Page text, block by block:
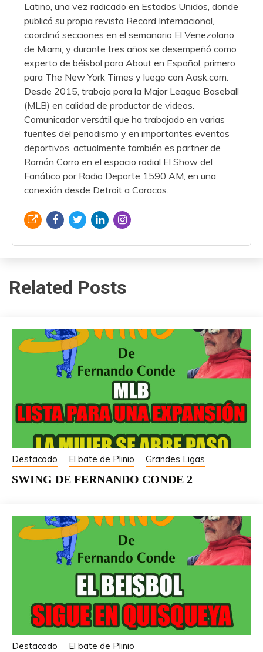
Latino, una vez radicado en Estados Unidos, donde
publicó su propia revista Record Internacional,
coordinó secciones en el semanario El Venezolano
de Miami, y durante tres años se desempeñó como
experto de béisbol para About en Español, primero
para The New York Times y luego con Aask.com.
Desde 2015, trabaja para la Major League Baseball
(MLB) en calidad de productor de videos.
Comunicador versátil que ha trabajado en varias
fuentes del periodismo y en importantes eventos
deportivos, actualmente también es partner de
Ramón Corro en el espacio radial El Show del
Fanático por Radio Deporte 1590 AM, en una
conexión desde Detroit a Caracas.
Related Posts
Destacado El bate de Plinio Grandes Ligas
SWING DE FERNANDO CONDE 2
Destacado El bate de Plinio